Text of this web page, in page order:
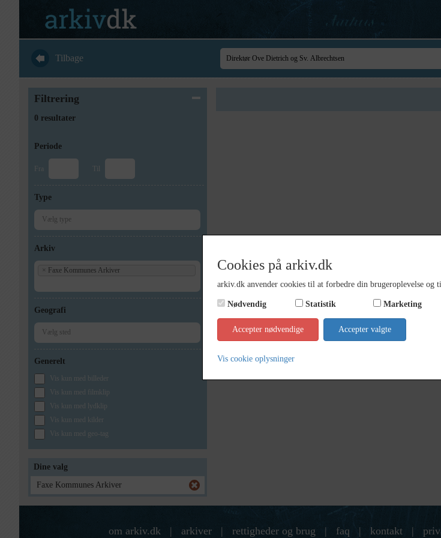
Tilbage
Filtrering
0 resultater
Periode
Fra Til
Type
Arkiv
× Faxe Kommunes Arkiver
Geografi
Generelt
Vis kun med billeder
Vis kun med filmklip
Vis kun med lydklip
Vis kun med kilder
Vis kun med geo-tag
Dine valg
Faxe Kommunes Arkiver
om arkiv.dk | arkiver | rettigheder og brug | faq | kontakt |
Cookies på arkiv.dk
arkiv.dk anvender cookies til at forbedre din brugeroplevelse og
Nødvendig Statistik Marketing
Accepter nødvendige Accepter valgte
Vis cookie oplysninger